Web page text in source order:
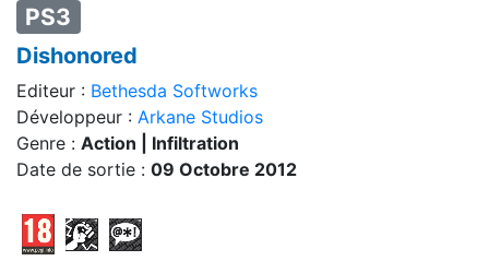
PS3
Dishonored
Editeur : Bethesda Softworks
Développeur : Arkane Studios
Genre : Action | Infiltration
Date de sortie : 09 Octobre 2012